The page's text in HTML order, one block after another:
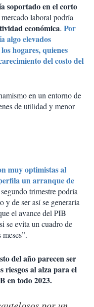
soportado en el corto
laboral podría
económica. Por
algo elevados
hogares, quienes
del costo del
en un entorno de
de utilidad y menor
muy optimistas al
un arranque de
trimestre podría
y de ser así se generaría
el avance del PIB
se evita un cuadro de
del año parecen ser
riesgos al alza para el
en todo 2023.